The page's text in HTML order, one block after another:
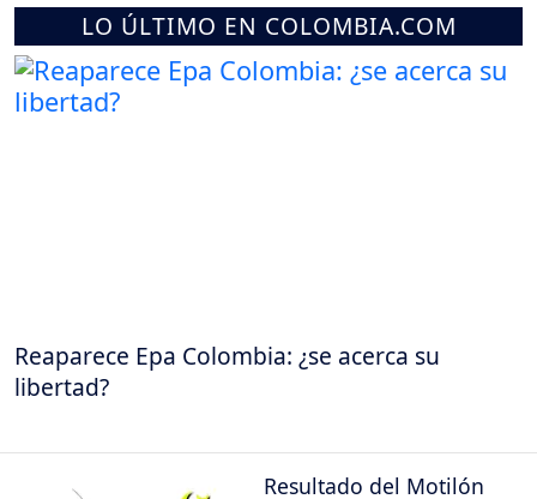
LO ÚLTIMO EN COLOMBIA.COM
Reaparece Epa Colombia: ¿se acerca su
libertad?
Resultado del Motilón